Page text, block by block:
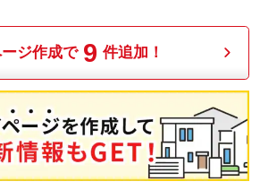
ジ作成で 9 件追加！